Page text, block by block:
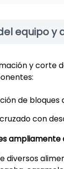
equipo y
y corte
de
con
ampliamente
diversos